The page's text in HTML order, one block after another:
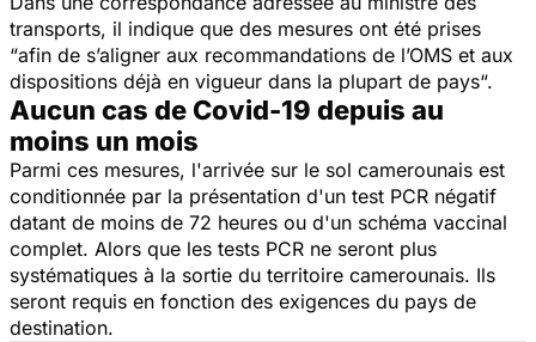
transports, il indique que des mesures ont été prises
“afin de s’aligner aux recommandations de l’OMS et aux
dispositions déjà en vigueur dans la plupart de pays“.
Aucun cas de Covid-19 depuis au
moins un mois
Parmi ces mesures, l'arrivée sur le sol camerounais est
conditionnée par la présentation d'un test PCR négatif
datant de moins de 72 heures ou d'un schéma vaccinal
complet. Alors que les tests PCR ne seront plus
systématiques à la sortie du territoire camerounais. Ils
seront requis en fonction des exigences du pays de
destination.